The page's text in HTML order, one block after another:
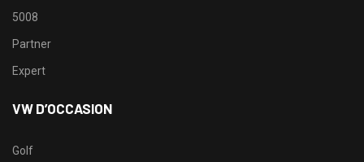
5008
Partner
Expert
VW D’OCCASION
Golf